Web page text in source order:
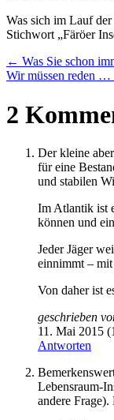
Was sich im Lauf
Stichwort „Färöer
← Was Sie schon
Wir müssen reden …
2
Der kleine
für eine
und stabilen
Im Atlantik ist
können und
Jeder Jäger
einnimmt – mit
Von daher ist
geschrieben
11. Mai 2015
Antworten
Lebensraum-
andere